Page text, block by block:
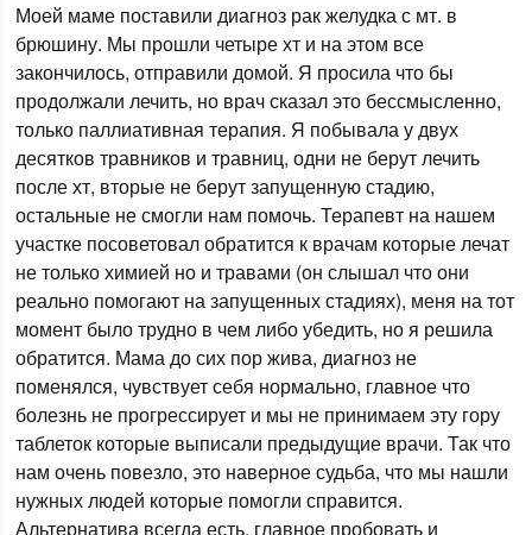
Моей маме поставили диагноз рак желудка с мт. в
брюшину. Мы прошли четыре хт и на этом все
закончилось, отправили домой. Я просила что бы
продолжали лечить, но врач сказал это бессмысленно,
только паллиативная терапия. Я побывала у двух
десятков травников и травниц, одни не берут лечить
после хт, вторые не берут запущенную стадию,
остальные не смогли нам помочь. Терапевт на нашем
участке посоветовал обратится к врачам которые лечат
не только химией но и травами (он слышал что они
реально помогают на запущенных стадиях), меня на тот
момент было трудно в чем либо убедить, но я решила
обратится. Мама до сих пор жива, диагноз не
поменялся, чувствует себя нормально, главное что
болезнь не прогрессирует и мы не принимаем эту гору
таблеток которые выписали предыдущие врачи. Так что
нам очень повезло, это наверное судьба, что мы нашли
нужных людей которые помогли справится.
Альтернатива всегда есть, главное пробовать и